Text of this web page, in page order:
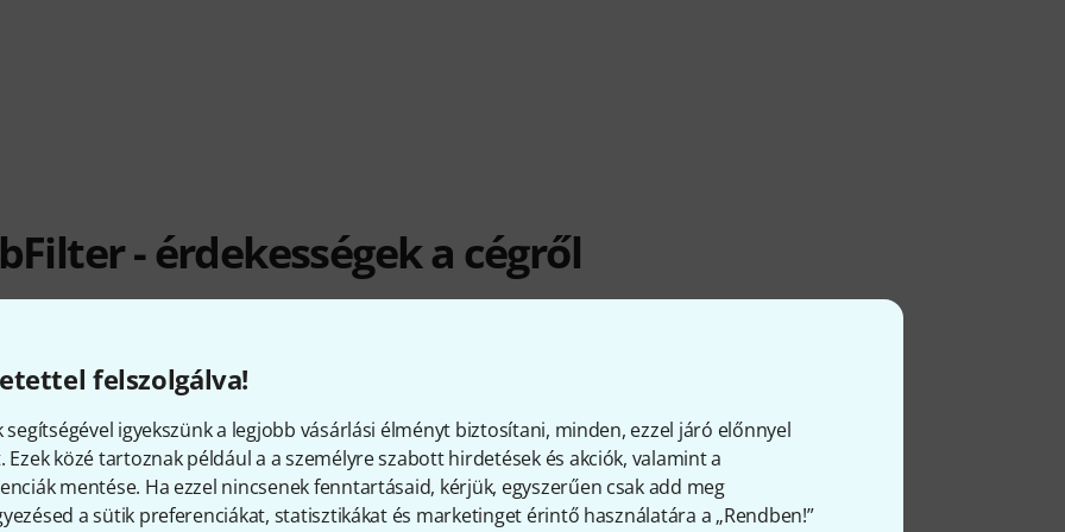
felszolgálva!
segítségével igyekszünk a legjobb vásárlási élményt biztosítani, minden, ezzel járó előnnyel
Ezek közé tartoznak például a a személyre szabott hirdetések és akciók, valamint a
mentése. Ha ezzel nincsenek fenntartásaid, kérjük, egyszerűen csak add meg
a sütik preferenciákat, statisztikákat és marketinget érintő használatára a „Rendben!”
- érdekességek a cégről
RAKTÁRON
gyártmányt tartalmaz – 23 készleten van, és azonnal szállítható. A(z) FabFilter